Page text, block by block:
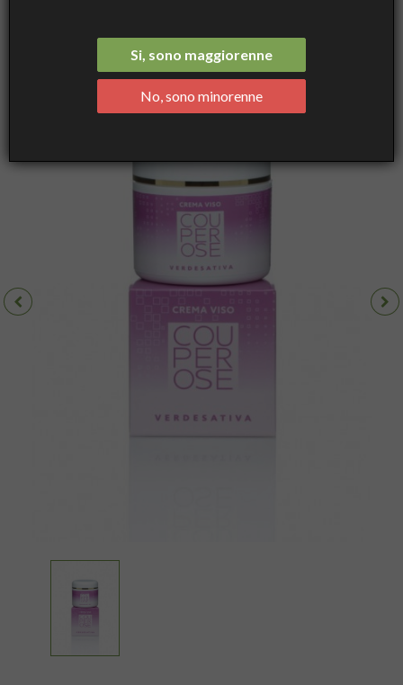
Si, sono maggiorenne
No, sono minorenne